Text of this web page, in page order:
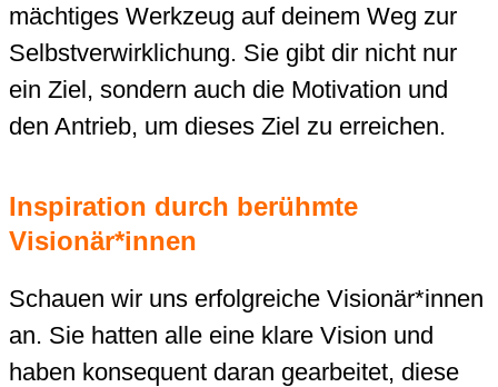
mächtiges Werkzeug auf deinem Weg zur
Selbstverwirklichung. Sie gibt dir nicht nur
ein Ziel, sondern auch die Motivation und
den Antrieb, um dieses Ziel zu erreichen.
Inspiration durch berühmte
Visionär*innen
Schauen wir uns erfolgreiche Visionär*innen
an. Sie hatten alle eine klare Vision und
haben konsequent daran gearbeitet, diese